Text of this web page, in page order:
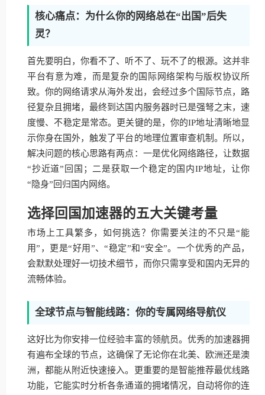
核心痛点：为什么你的网络总在“出国”后失
灵？
首先要明白，你看不了、听不了、玩不了的根源。这并非
平台有意为难，而是复杂的国际网络架构与版权协议所
致。你的网络请求从海外发出，会经过多个国际节点，路
径复杂且拥堵，最终到达国内服务器时已是强弩之末，速
度慢、不稳定是常态。更关键的是，你的IP地址清晰地显
示你身在国外，触发了平台的地理位置审查机制。所以，
解决问题的核心思路有两点：一是优化网络路径，让数据
“抄近道”回国；二是获取一个稳定的国内IP地址，让你
“隐身”回归国内网络。
选择回国加速器的五大关键考量
市场上工具繁多，如何挑选？你需要关注的不只是“能
用”，更是“好用”、“稳定”和“安全”。一个优秀的产品，
会默默处理好一切技术细节，而你只需享受和国内无异的
流畅体验。
全球节点与智能线路：你的专属网络导航仪
这好比为你安排一位经验丰富的领航员。优秀的加速器拥
有遍布全球的节点，这确保了无论你在北美、欧洲还是澳
洲，都能从附近快速接入。更重要的是智能推荐最优线路
功能，它能实时分析各条通道的拥堵情况，自动将你的连